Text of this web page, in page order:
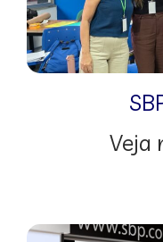
Veja